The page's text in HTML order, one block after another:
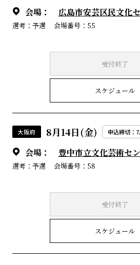
会場： 広島市安芸区民文化
選考：予選 会場番号：55
受付終了
スケジュール
大阪府 8月14日(金) 申込締切：
会場： 豊中市立文化芸術セ
選考：予選 会場番号：58
受付終了
スケジュール